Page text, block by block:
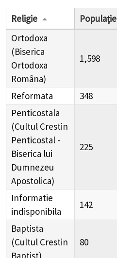
Religie Populație
Ortodoxa
(Biserica
Ortodoxa
Româna)
1,598
Reformata 348
Penticostala
(Cultul Crestin
Penticostal -
Biserica lui
Dumnezeu
Apostolica)
225
Informatie
indisponibila
142
Baptista
(Cultul Crestin
80